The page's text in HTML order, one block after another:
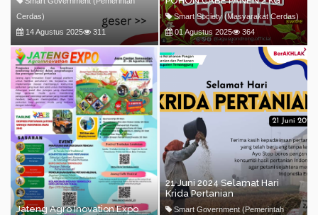
Cerdas)
14 Agustus 2025
311
Smart Society (Masyarakat Cerdas)
01 Agustus 2025
364
Jateng Agro Inovation Expo
21 Juni 2024 Selamat Hari
Krida Pertanian
Smart Government (Pemerintah